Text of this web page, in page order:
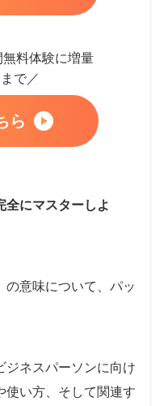
料体験に増量
で／
ら
全にマスターしよ
の意味について、パッ
ジネスパーソンに向け
使い方、そして関連す